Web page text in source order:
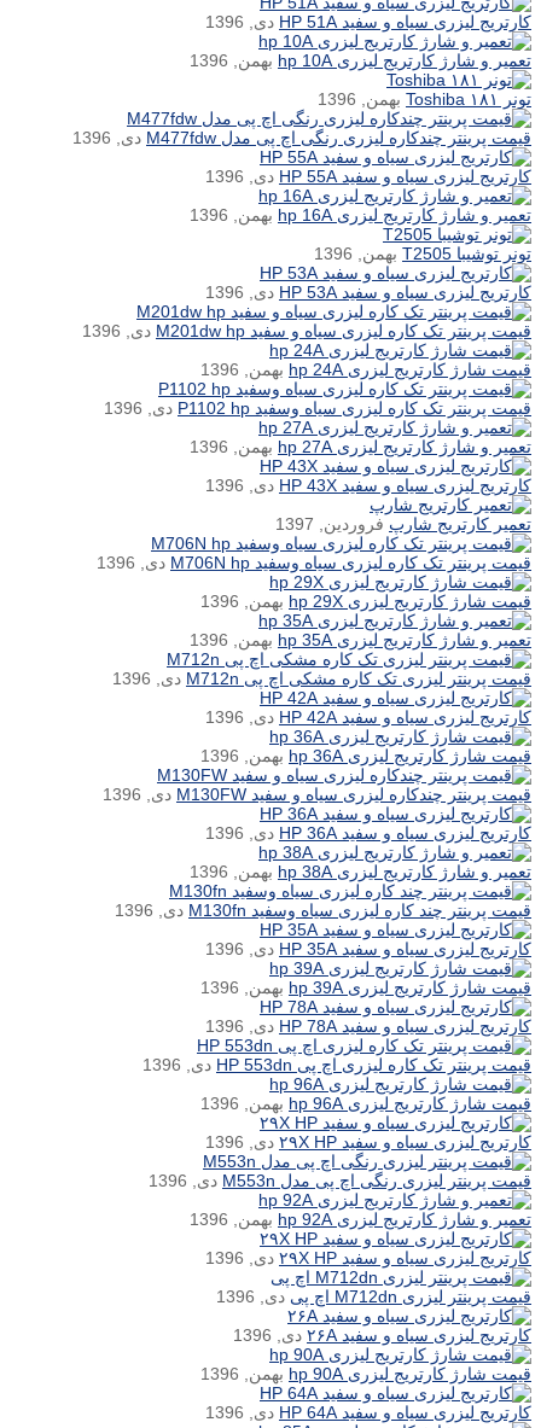
کارتریج لیزری سیاه و سفید HP 51A
دی, 1396
تعمیر و شارژ کارتریج لیزری hp 10A
بهمن, 1396
تونر ۱۸۱ Toshiba
بهمن, 1396
قیمت پرینتر چندکاره لیزری رنگی اچ پی مدل M477fdw
دی, 1396
کارتریج لیزری سیاه و سفید HP 55A
دی, 1396
تعمیر و شارژ کارتریج لیزری hp 16A
بهمن, 1396
تونر توشیبا T2505
بهمن, 1396
کارتریج لیزری سیاه و سفید HP 53A
دی, 1396
قیمت پرینتر تک کاره لیزری سیاه و سفید M201dw hp
دی, 1396
قیمت شارژ کارتریج لیزری hp 24A
بهمن, 1396
قیمت پرینتر تک کاره لیزری سیاه وسفید P1102 hp
دی, 1396
تعمیر و شارژ کارتریج لیزری hp 27A
بهمن, 1396
کارتریج لیزری سیاه و سفید HP 43X
دی, 1396
تعمیر کارتریج شارپ فروردین, 1397
قیمت پرینتر تک کاره لیزری سیاه وسفید M706N hp
دی, 1396
قیمت شارژ کارتریج لیزری hp 29X
بهمن, 1396
تعمیر و شارژ کارتریج لیزری hp 35A
بهمن, 1396
قیمت پرینتر لیزری تک کاره مشکی اچ پی M712n
دی, 1396
کارتریج لیزری سیاه و سفید HP 42A
دی, 1396
قیمت شارژ کارتریج لیزری hp 36A
بهمن, 1396
قیمت پرینتر چندکاره لیزری سیاه و سفید M130FW
دی, 1396
کارتریج لیزری سیاه و سفید HP 36A
دی, 1396
تعمیر و شارژ کارتریج لیزری hp 38A
بهمن, 1396
قیمت پرینتر چند کاره لیزری سیاه وسفید M130fn
دی, 1396
کارتریج لیزری سیاه و سفید HP 35A
دی, 1396
قیمت شارژ کارتریج لیزری hp 39A
بهمن, 1396
کارتریج لیزری سیاه و سفید HP 78A
دی, 1396
قیمت پرینتر تک کاره لیزری اچ پی HP 553dn
دی, 1396
قیمت شارژ کارتریج لیزری hp 96A
بهمن, 1396
کارتریج لیزری سیاه و سفید ۲۹X HP
دی, 1396
قیمت پرینتر لیزری رنگی اچ پی مدل M553n
دی, 1396
تعمیر و شارژ کارتریج لیزری hp 92A
بهمن, 1396
کارتریج لیزری سیاه و سفید ۲۹X HP
دی, 1396
قیمت پرینتر لیزری M712dn اچ پی
دی, 1396
کارتریج لیزری سیاه و سفید ۲۶A
دی, 1396
قیمت شارژ کارتریج لیزری hp 90A
بهمن, 1396
کارتریج لیزری سیاه و سفید HP 64A
دی, 1396